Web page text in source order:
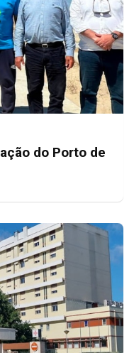
do Porto de